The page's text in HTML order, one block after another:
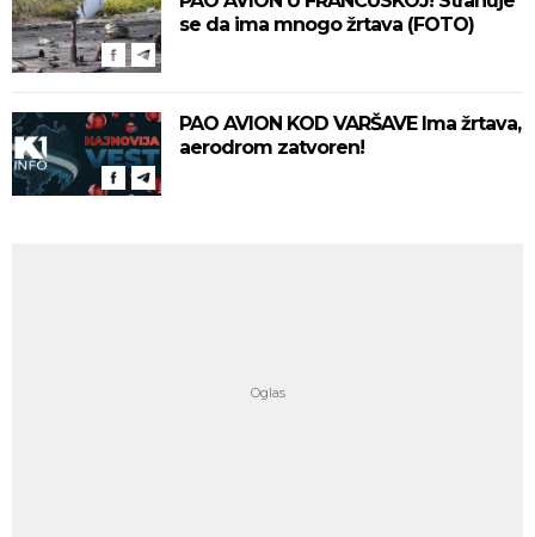
se da ima mnogo žrtava (FOTO)
PAO AVION KOD VARŠAVE Ima žrtava,
aerodrom zatvoren!